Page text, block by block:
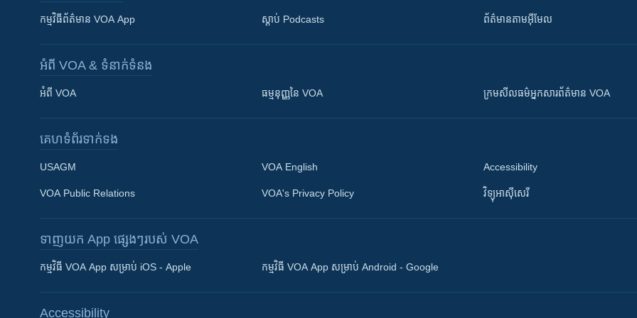
Khmer English
កម្មវិធី​ព័ត៌មាន VOA App ស្តាប់ Podcasts ព័ត៌មាន​តាម​អ៊ីមែល
អំពី​ VOA & ទំនាក់ទំនង
អំពី​ VOA ធម្មនុញ្ញ​នៃ VOA ក្រម​​​សីលធម៌​​​អ្នក​​​សារព័ត៌មាន VOA
គេហទំព័រ​​ទាក់ទង
USAGM
VOA Public Relations
VOA English
VOA's Privacy Policy
Accessibility
វិទ្យុ​អាស៊ី​សេរី
ទាញយក​ App ផ្សេងៗ​របស់​ VOA
កម្មវិធី​ VOA App សម្រាប់ iOS - Apple កម្មវិធី​ VOA App សម្រាប់ Android - Google
Accessibility